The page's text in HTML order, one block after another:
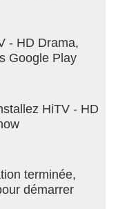
- HD Drama,
Google Play
HiTV - HD
terminée,
démarrer